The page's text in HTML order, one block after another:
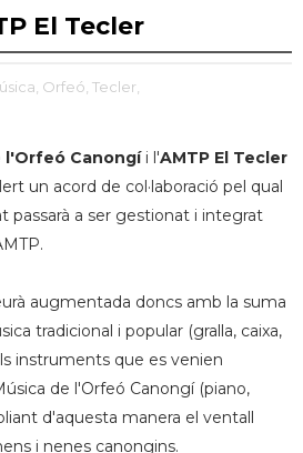
El Tecler
Orfeó, Tecler,
l'Orfeó Canongíi l'AMTP El Tecler
un acord de col·laboració pel qual
passarà a ser gestionat i integrat
augmentada doncs amb la suma
tradicional i popular (gralla, caixa,
instruments que es venien
de l'Orfeó Canongí (piano,
d'aquesta manera el ventall
i nenes canongins.